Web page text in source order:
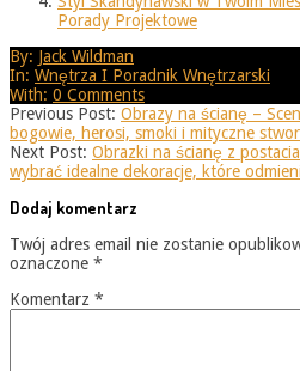
Porady Projektowe
2025-
08-
25
By: Jack Wildman
In: Wnętrza I Poradnik Wnętrzarski
With: 0 Comments
Previous Post: Obrazy na ścianę –
bogowie, herosi, smoki i mityczne
Next Post: Obrazki na ścianę z
wybrać idealne dekoracje, które
Dodaj komentarz
Twój adres email nie zostanie
oznaczone *
Komentarz *